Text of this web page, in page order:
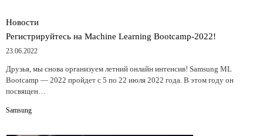
Новости
Регистрируйтесь на Machine Learning Bootcamp-2022!
23.06.2022
Друзья, мы снова организуем летний онлайн интенсив! Samsung ML
Bootcamp — 2022 пройдет с 5 по 22 июля 2022 года. В этом году он
посвящен…
Samsung